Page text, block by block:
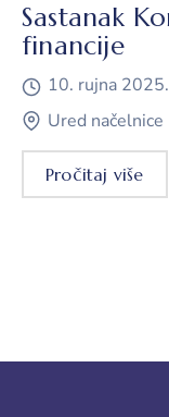
Sastanak
financije
10. rujna
Ured načelnice
Pročitaj više